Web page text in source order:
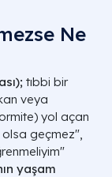
Ne
tıbbi bir
veya
yol açan
olsa geçmez",
yaşam